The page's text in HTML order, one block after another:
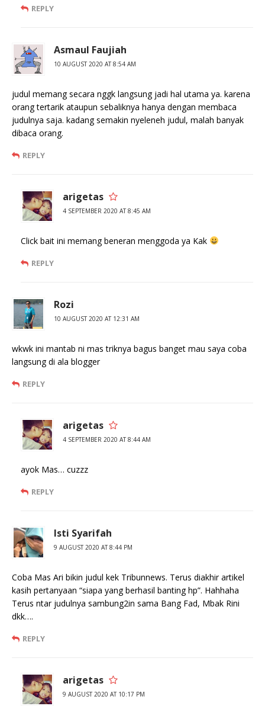
REPLY
Asmaul Faujiah
10 AUGUST 2020 AT 8:54 AM
judul memang secara nggk langsung jadi hal utama ya. karena
orang tertarik ataupun sebaliknya hanya dengan membaca
judulnya saja. kadang semakin nyeleneh judul, malah banyak
dibaca orang.
REPLY
arigetas
4 SEPTEMBER 2020 AT 8:45 AM
Click bait ini memang beneran menggoda ya Kak
REPLY
Rozi
10 AUGUST 2020 AT 12:31 AM
wkwk ini mantab ni mas triknya bagus banget mau saya coba
langsung di ala blogger
REPLY
arigetas
4 SEPTEMBER 2020 AT 8:44 AM
ayok Mas… cuzzz
REPLY
Isti Syarifah
9 AUGUST 2020 AT 8:44 PM
Coba Mas Ari bikin judul kek Tribunnews. Terus diakhir artikel
kasih pertanyaan “siapa yang berhasil banting hp”. Hahhaha
Terus ntar judulnya sambung2in sama Bang Fad, Mbak Rini
dkk….
REPLY
arigetas
9 AUGUST 2020 AT 10:17 PM